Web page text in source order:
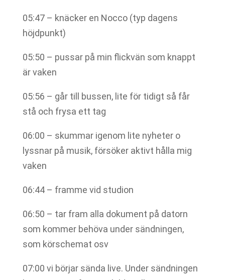
05:47 – knäcker en Nocco (typ dagens
höjdpunkt)
05:50 – pussar på min flickvän som knappt
är vaken
05:56 – går till bussen, lite för tidigt så får
stå och frysa ett tag
06:00 – skummar igenom lite nyheter o
lyssnar på musik, försöker aktivt hålla mig
vaken
06:44 – framme vid studion
06:50 – tar fram alla dokument på datorn
som kommer behöva under sändningen,
som körschemat osv
07:00 vi börjar sända live. Under sändningen